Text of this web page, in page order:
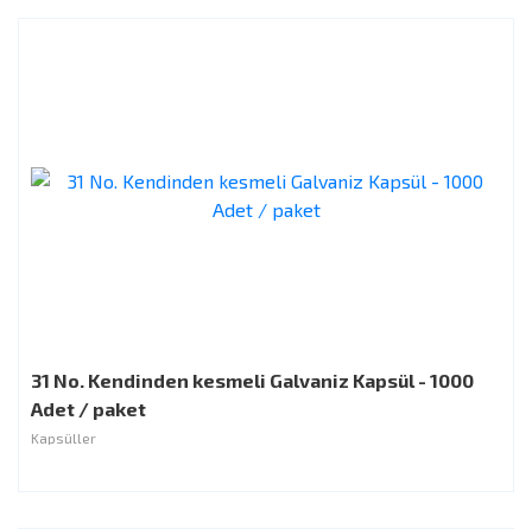
31 No. Kendinden kesmeli Galvaniz Kapsül - 1000
Adet / paket
Kapsüller